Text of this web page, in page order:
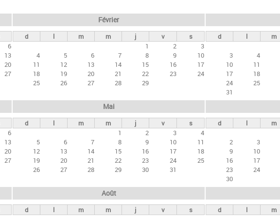
r
c
6
13
20
27
Février
d l m m j v
s
1
2
3
4
5 6 7 8 9
10
11
12 13 14 15 16
17
18
19 20 21 22 23
24
25
26 27 28 29
d l m
3
4
10
11
17
18
24
25
31
6
13
20
27
Mai
d l m m j v
s
1
2 3
4
5
6 7 8 9 10
11
12
13 14 15 16 17
18
19
20 21 22 23 24
25
26
27 28 29 30 31
d l m
2
3
9
10
16
17
23
24
30
Août
d l m m j v
s
d l m